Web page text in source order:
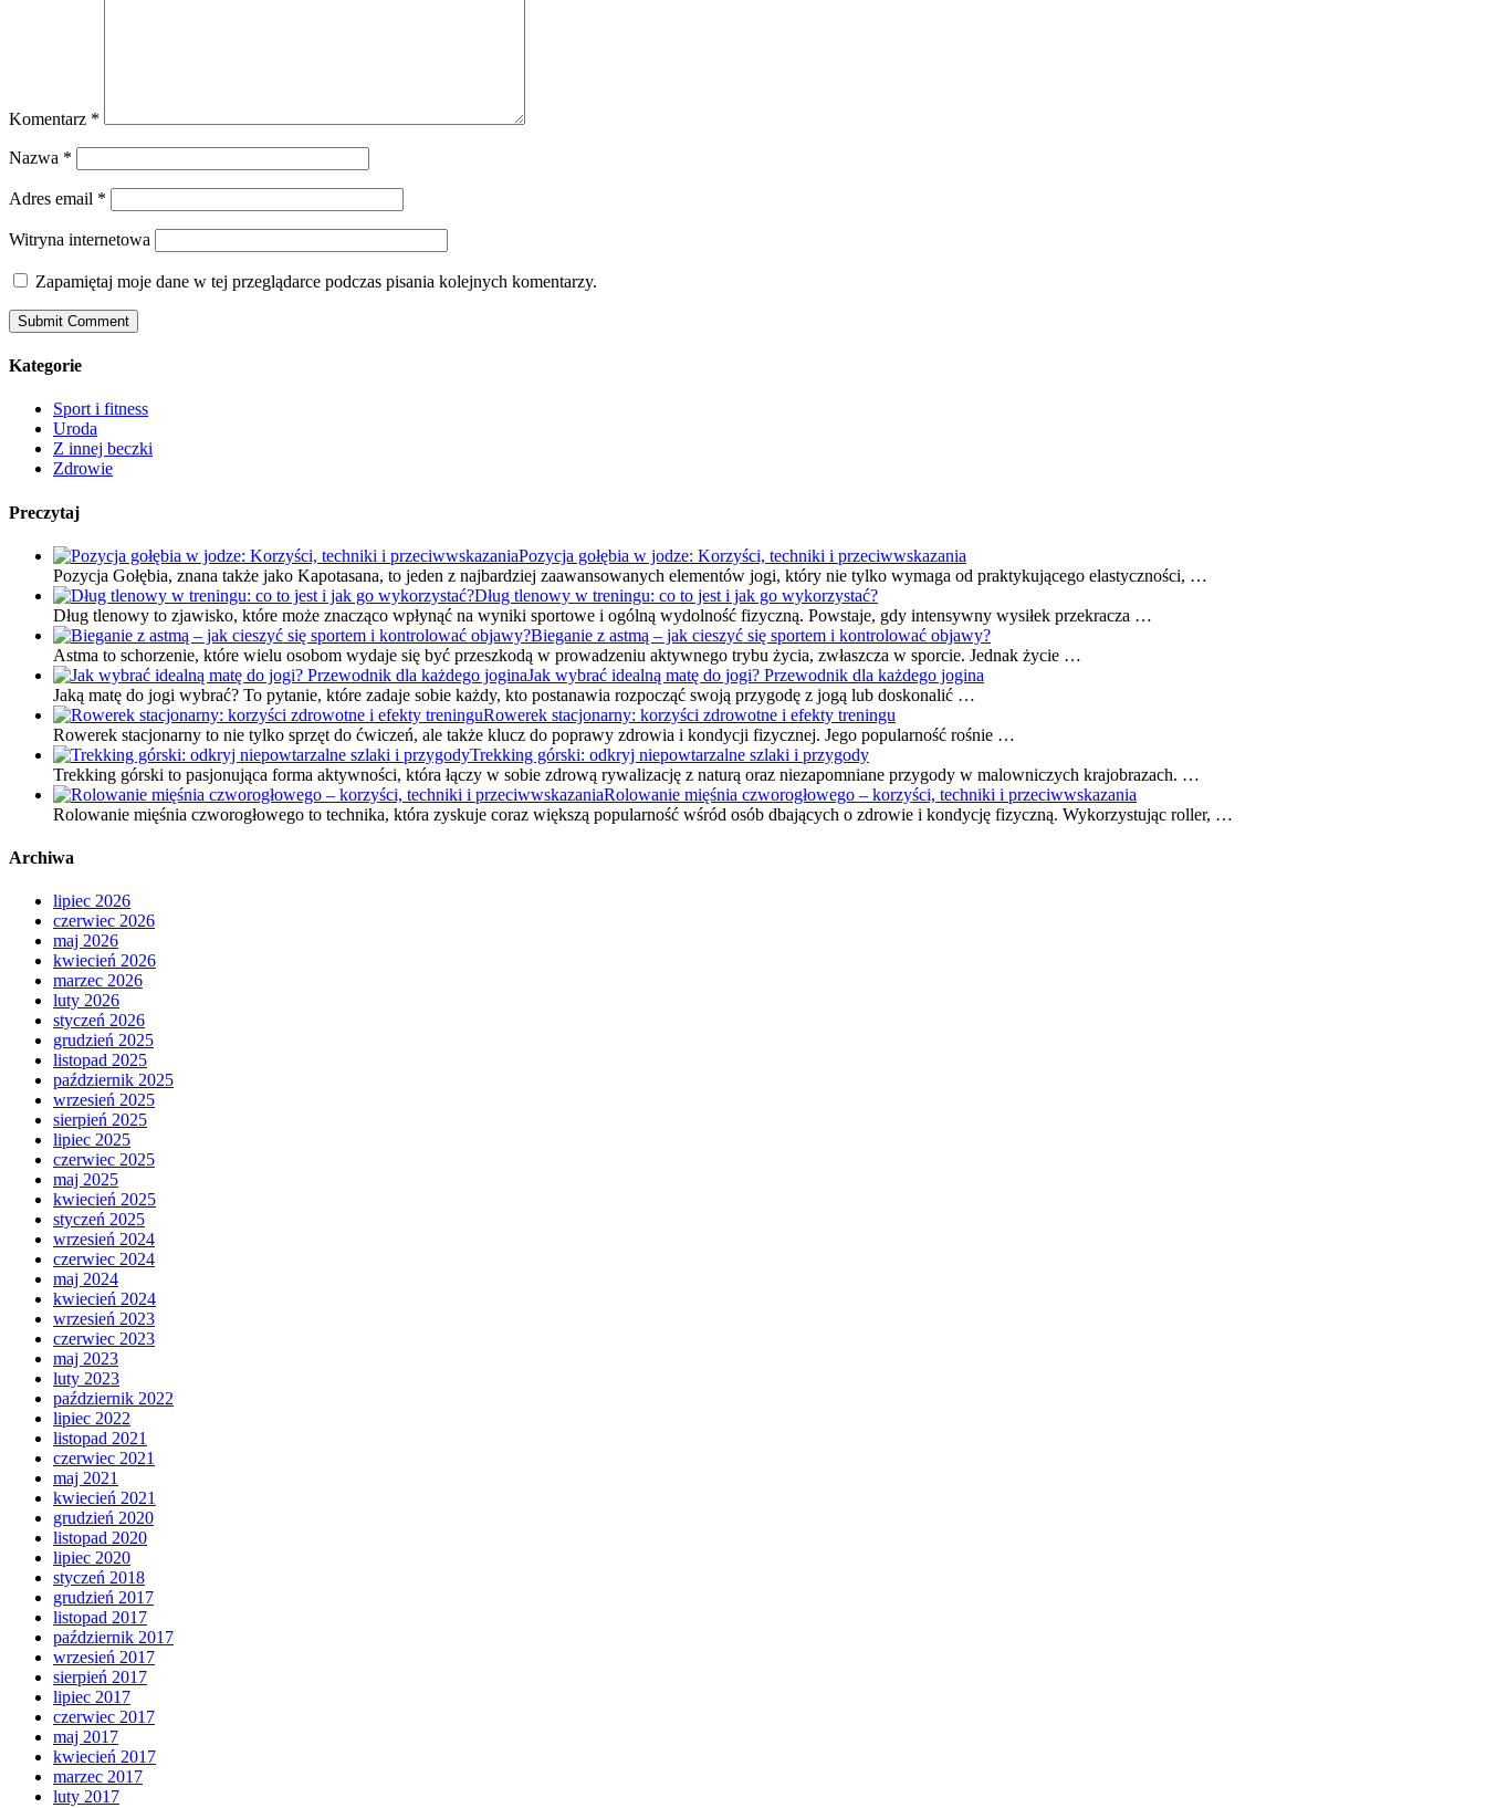
Komentarz *
Nazwa *
Adres email *
Witryna internetowa
Zapamiętaj moje dane w tej przeglądarce podczas pisania kolejnych komentarzy.
Kategorie
Sport i fitness
Uroda
Z innej beczki
Zdrowie
Preczytaj
Pozycja gołębia w jodze: Korzyści, techniki i przeciwwskazania
Pozycja Gołębia, znana także jako Kapotasana, to jeden z najbardziej zaawansowanych elementów jogi, który nie tylko wymaga od praktykującego elastyczności, …
Dług tlenowy w treningu: co to jest i jak go wykorzystać?
Dług tlenowy to zjawisko, które może znacząco wpłynąć na wyniki sportowe i ogólną wydolność fizyczną. Powstaje, gdy intensywny wysiłek przekracza …
Bieganie z astmą – jak cieszyć się sportem i kontrolować objawy?
Astma to schorzenie, które wielu osobom wydaje się być przeszkodą w prowadzeniu aktywnego trybu życia, zwłaszcza w sporcie. Jednak życie …
Jak wybrać idealną matę do jogi? Przewodnik dla każdego jogina
Jaką matę do jogi wybrać? To pytanie, które zadaje sobie każdy, kto postanawia rozpocząć swoją przygodę z jogą lub doskonalić …
Rowerek stacjonarny: korzyści zdrowotne i efekty treningu
Rowerek stacjonarny to nie tylko sprzęt do ćwiczeń, ale także klucz do poprawy zdrowia i kondycji fizycznej. Jego popularność rośnie …
Trekking górski: odkryj niepowtarzalne szlaki i przygody
Trekking górski to pasjonująca forma aktywności, która łączy w sobie zdrową rywalizację z naturą oraz niezapomniane przygody w malowniczych krajobrazach. …
Rolowanie mięśnia czworogłowego – korzyści, techniki i przeciwwskazania
Rolowanie mięśnia czworogłowego to technika, która zyskuje coraz większą popularność wśród osób dbających o zdrowie i kondycję fizyczną. Wykorzystując roller, …
Archiwa
lipiec 2026
czerwiec 2026
maj 2026
kwiecień 2026
marzec 2026
luty 2026
styczeń 2026
grudzień 2025
listopad 2025
październik 2025
wrzesień 2025
sierpień 2025
lipiec 2025
czerwiec 2025
maj 2025
kwiecień 2025
styczeń 2025
wrzesień 2024
czerwiec 2024
maj 2024
kwiecień 2024
wrzesień 2023
czerwiec 2023
maj 2023
luty 2023
październik 2022
lipiec 2022
listopad 2021
czerwiec 2021
maj 2021
kwiecień 2021
grudzień 2020
listopad 2020
lipiec 2020
styczeń 2018
grudzień 2017
listopad 2017
październik 2017
wrzesień 2017
sierpień 2017
lipiec 2017
czerwiec 2017
maj 2017
kwiecień 2017
marzec 2017
luty 2017